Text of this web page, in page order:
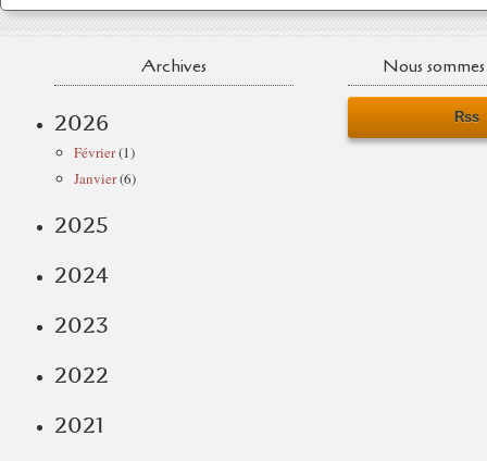
Archives
2026
Février(1)
Janvier(6)
2025
2024
2023
2022
2021
Nous
Rss